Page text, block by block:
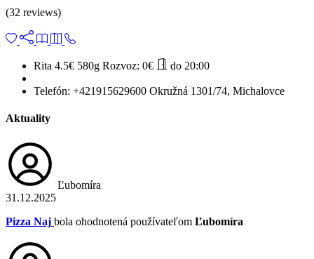
(32 reviews)
Rita 4.5€ 580g Rozvoz: 0€ do 20:00
Telefón: +421915629600 Okružná 1301/74, Michalovce
Aktuality
Ľubomíra
31.12.2025
Pizza Naj bola ohodnotená používateľom Ľubomíra